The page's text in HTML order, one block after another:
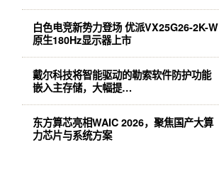
白色电竞新势力登场 优派VX25G26-2K-W
原生180Hz显示器上市
戴尔科技将智能驱动的勒索软件防护功能
嵌入主存储，大幅提…
东方算芯亮相WAIC 2026，聚焦国产大算
力芯片与系统方案